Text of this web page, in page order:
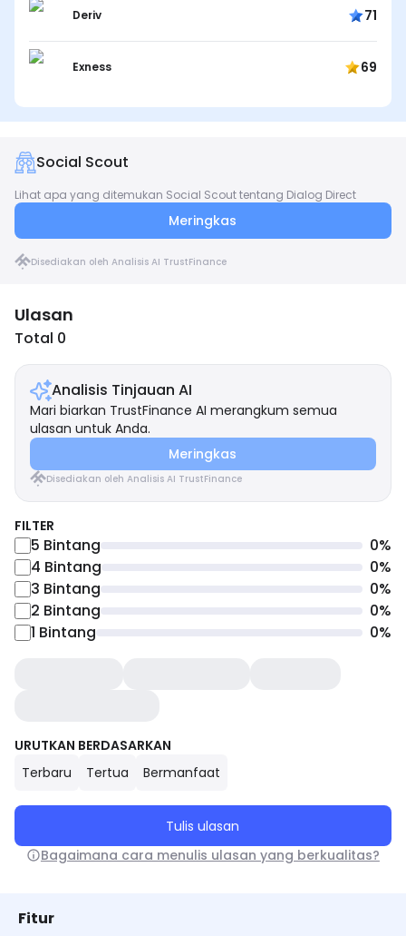
Deriv 71
Exness 69
Social Scout
Lihat apa yang ditemukan Social Scout tentang Dialog Direct
Meringkas
Disediakan oleh Analisis AI TrustFinance
Ulasan
Total 0
Analisis Tinjauan AI
Mari biarkan TrustFinance AI merangkum semua
ulasan untuk Anda.
Meringkas
Disediakan oleh Analisis AI TrustFinance
FILTER
5 Bintang 0%
4 Bintang 0%
3 Bintang 0%
2 Bintang 0%
1 Bintang 0%
URUTKAN BERDASARKAN
Terbaru
Tertua Bermanfaat
Tulis ulasan
Bagaimana cara menulis ulasan yang berkualitas?
Fitur